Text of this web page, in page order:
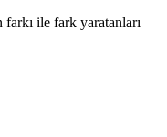
ile fark yaratanları